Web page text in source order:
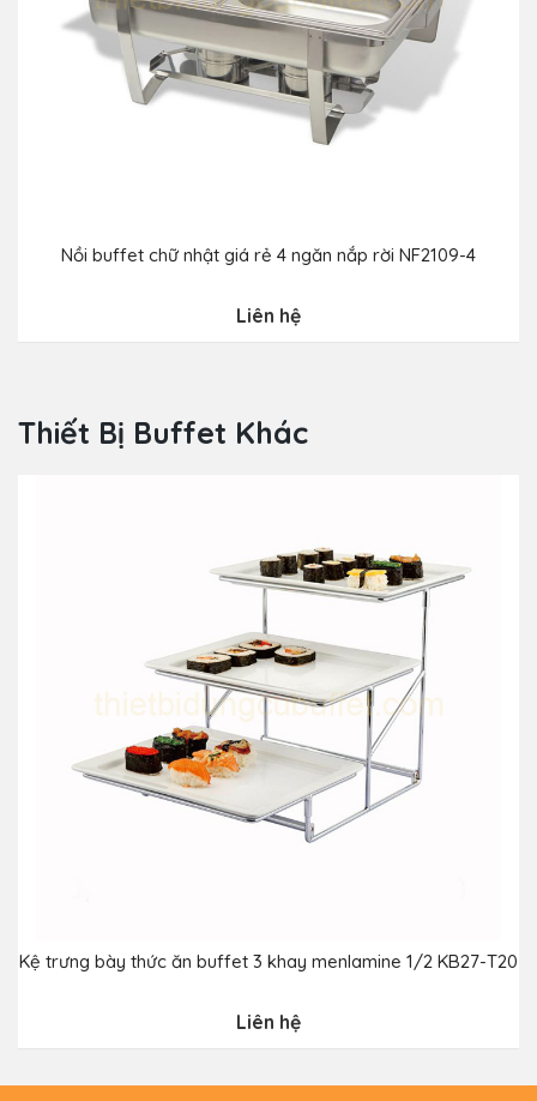
Nồi buffet chữ nhật giá rẻ 4 ngăn nắp rời NF2109-4
Liên hệ
Thiết Bị Buffet Khác
Kệ trưng bày thức ăn buffet 3 khay menlamine 1/2 KB27-T20
Liên hệ